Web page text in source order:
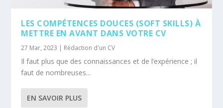
LES COMPÉTENCES DOUCES (SOFT SKILLS) À
METTRE EN AVANT DANS VOTRE CV
27 Mar, 2023 | Rédaction d'un CV
Il faut plus que des connaissances et de l’expérience ; il
faut de nombreuses...
EN SAVOIR PLUS